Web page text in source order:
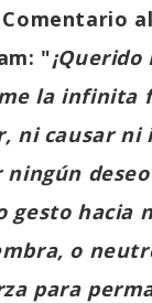
Comentario al
: "¡Querido
la infinita
ni causar ni
gesto hacia
o
para